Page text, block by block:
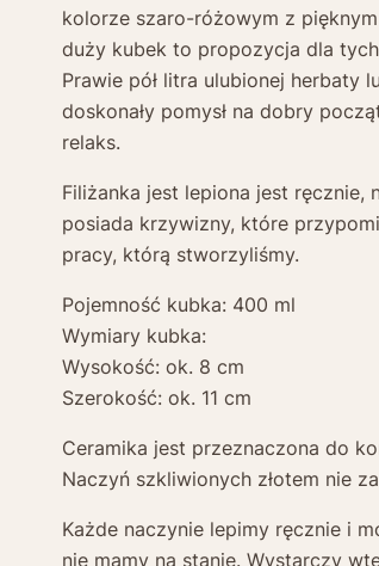
kolorze szaro-różowym z
duży kubek to propozycja dla
Prawie pół litra ulubionej herbaty
doskonały pomysł na dobry
relaks.
Filiżanka jest lepiona jest ręcznie,
posiada krzywizny, które
pracy, którą stworzyliśmy.
Pojemność kubka: 400 ml
Wymiary kubka:
Wysokość: ok. 8 cm
Szerokość: ok. 11 cm
Ceramika jest przeznaczona do
Naczyń szkliwionych złotem nie
Każde naczynie lepimy ręcznie i
nie mamy na stanie. Wystarczy